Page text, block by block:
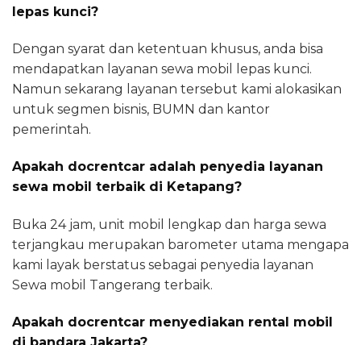
lepas kunci?
Dengan syarat dan ketentuan khusus, anda bisa
mendapatkan layanan sewa mobil lepas kunci.
Namun sekarang layanan tersebut kami alokasikan
untuk segmen bisnis, BUMN dan kantor
pemerintah.
Apakah docrentcar adalah penyedia layanan
sewa mobil terbaik di Ketapang?
Buka 24 jam, unit mobil lengkap dan harga sewa
terjangkau merupakan barometer utama mengapa
kami layak berstatus sebagai penyedia layanan
Sewa mobil Tangerang terbaik.
Apakah docrentcar menyediakan rental mobil